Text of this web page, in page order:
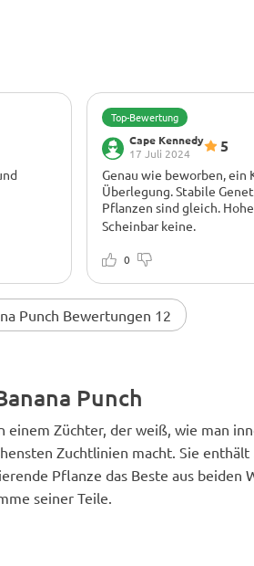
Top-Bewertung
Cape Kennedy
17 Juli 2024
5
Genau wie beworben, ein
Überlegung. Stabile
Pflanzen sind gleich.
Scheinbar keine.
sie gekauft habe.
sehr widerstandsfähig. Die
sind mit Knospen bedeckt.
0
Punch Bewertungen 12
Punch
einem Züchter, der weiß, wie man
Zuchtlinien macht. Sie enthält
Pflanze das Beste aus beiden
seiner Teile.